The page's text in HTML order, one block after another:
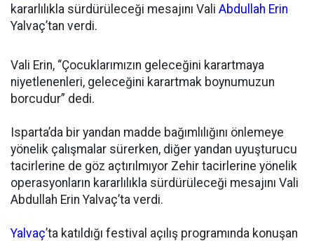
kararlılıkla sürdürüleceği mesajını Vali Abdullah Erin
Yalvaç’tan verdi.
Vali Erin, “Çocuklarımızın geleceğini karartmaya
niyetlenenleri, geleceğini karartmak boynumuzun
borcudur” dedi.
Isparta’da bir yandan madde bağımlılığını önlemeye
yönelik çalışmalar sürerken, diğer yandan uyuşturucu
tacirlerine de göz açtırılmıyor Zehir tacirlerine yönelik
operasyonların kararlılıkla sürdürüleceği mesajını Vali
Abdullah Erin Yalvaç’ta verdi.
Yalvaç’ta katıldığı festival açılış programında konuşan